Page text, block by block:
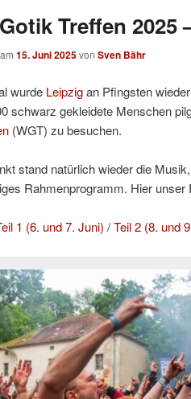
Treffen 2025
15. Juni 2025von Sven Bähr
wurde Leipzigan Pfingsten
schwarz gekleidete Menschen
(WGT) zu besuchen.
stand natürlich wieder die
Rahmenprogramm. Hier unser
1 (6. und 7. Juni) /Teil 2 (8. und